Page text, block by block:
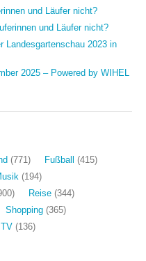
und Läufer nicht?
und Läufer nicht?
Landesgartenschau 2023 in
2025 – Powered by WIHEL
(771) Fußball
(415)
(194)
Reise (344)
Shopping (365)
TV (136)